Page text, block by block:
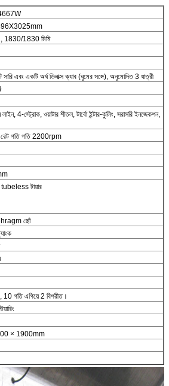
1830/1830 মিমি
এবং একটি অর্ধ ডিলাক্স ক্যাব (ঘুমের সঙ্গে), অনুমোদিত 3 যাত্রী
লাইন, 4-স্ট্রোক, ওয়াটার শীতল, টার্বো ইন্টার-কুলিং, সরাসরি ইনজেকশন,
গতি গতি 2200rpm
টায়ার
ছোঁ
গতি এগিয়ে 2 বিপরীত।
× 1900mm